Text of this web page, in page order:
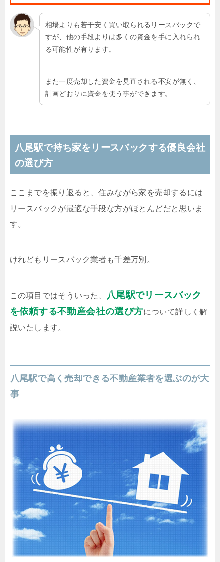
相場よりも若干安く買い取られるリースバックで
すが、他の手段よりは多くの資金を手に入れられ
る可能性が有ります。
また一度売却した資金を見直される不安が無く、
計画どおりに資金を使う事ができます。
八尾駅で持ち家をリースバックする優良会社
の選び方
ここまでを振り返ると、住みながら家を売却するには
リースバックが最適な手段な方がほとんどだと思いま
す。
けれどもリースバック業者も千差万別。
この項目ではそういった、
八尾駅でリースバック
を依頼する不動産会社の選び方について詳しく解
説いたします。
八尾駅で高く売却できる不動産業者を選ぶのが大
事